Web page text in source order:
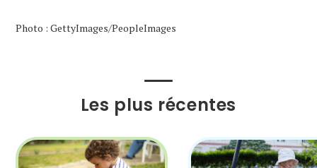
Photo : GettyImages/PeopleImages
Les plus récentes